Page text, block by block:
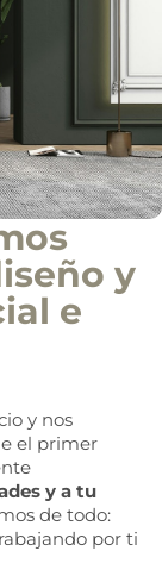
y
e
y nos
el primer
y a tu
de todo:
por ti